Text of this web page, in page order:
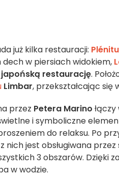
już kilka restauracji:
w piersiach widokiem,
japońską restaurację.
Limbar, przekształcając się
przez Petera Marino
i symboliczne
do relaksu. Po
nich jest obsługiwana
3 obszarów. Dzięki
w wodzie.